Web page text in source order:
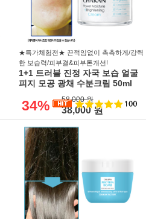
★특가체험전★ 끈적임없이 촉촉하게/강력
한 보습력/피부결&피부톤개선!
1+1 트러블 진정 자국 보습 얼굴
피지 모공 광채 수분크림 50ml
34% 58,000 원
38,000 원